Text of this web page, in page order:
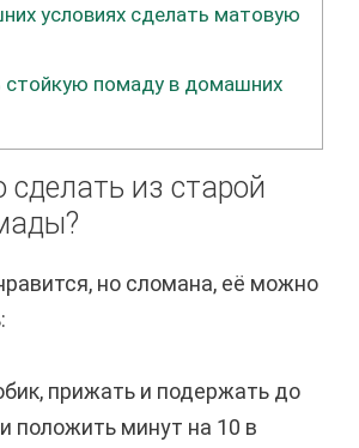
условиях сделать матовую
стойкую помаду в домашних
из старой
но сломана, её можно
прижать и подержать до
положить минут на 10 в